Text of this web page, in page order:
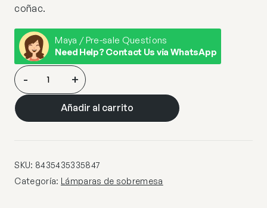
coñac.
Maya / Pre-sale Questions
Need Help? Contact Us via WhatsApp
OVILA-
SOBREMESA
1L
COÑAC
- +
Añadir al carrito
SKU: 8435435335847
Categoría: Lámparas de sobremesa